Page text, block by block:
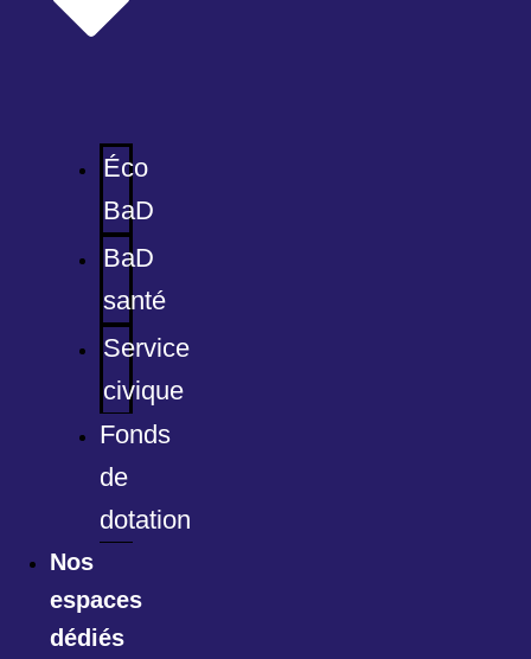
Éco
BaD
BaD
santé
Service
civique
Fonds
de
dotation
Nos
espaces
dédiés